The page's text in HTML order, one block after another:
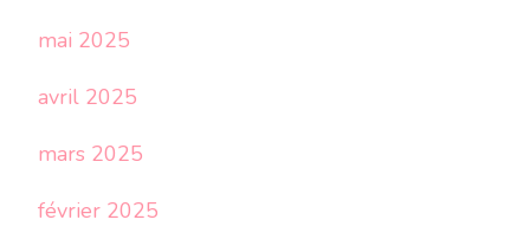
mai 2025
avril 2025
mars 2025
février 2025